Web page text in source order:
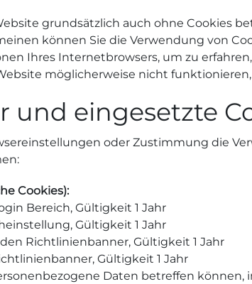
grundsätzlich auch ohne Cookies
können Sie die Verwendung von
Ihres Internetbrowsers, um zu
möglicherweise nicht
und eingesetzte
oder Zustimmung die
Cookies):
Bereich, Gültigkeit 1 Jahr
Gültigkeit 1 Jahr
Richtlinienbanner, Gültigkeit 1 Jahr
Gültigkeit 1 Jahr
Daten betreffen